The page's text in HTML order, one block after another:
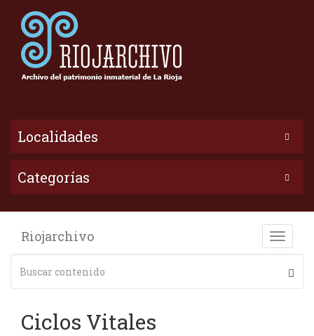
Localidades
Categorías
Toggle
Riojarchivo
Ciclos Vitales